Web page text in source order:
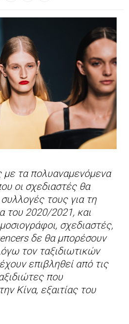
με τα πολυαναμενόμενα
οι σχεδιαστές θα
τους για τη
του 2020/2021, και
σχεδιαστές,
δε θα μπορέσουν
τον ταξιδιωτικών
επιβληθεί από τις
που
Κίνα, εξαιτίας του